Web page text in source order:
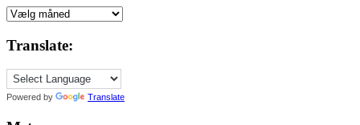
Indlæg
2005,
måned
Translate:
Powered by Translate